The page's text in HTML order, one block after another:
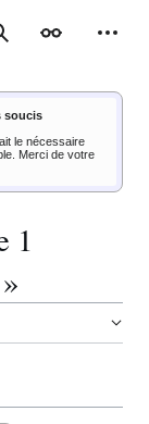
Apparence
soucis
le nécessaire
Merci de votre
1